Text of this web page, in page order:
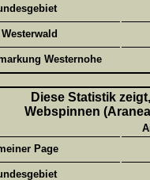
Westernohe
Diese Statistik
Webspinnen
Page